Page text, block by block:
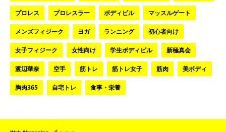
プロレス プロレスラー ボディビル マッスルゲート
メンズフィジーク ヨガ ランニング 初心者向け
女子フィジーク 女性向け 学生ボディビル 新極真会
渡辺華奈 空手 筋トレ 筋トレ女子 筋肉 美ボディ
胸肉365 自宅トレ 食事・栄養